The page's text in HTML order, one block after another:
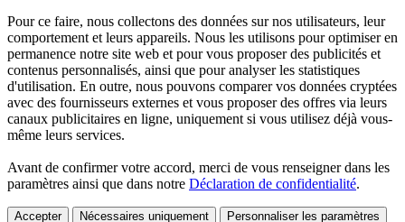
Pour ce faire, nous collectons des données sur nos utilisateurs, leur
comportement et leurs appareils. Nous les utilisons pour optimiser en
permanence notre site web et pour vous proposer des publicités et
contenus personnalisés, ainsi que pour analyser les statistiques
d'utilisation. En outre, nous pouvons comparer vos données cryptées
avec des fournisseurs externes et vous proposer des offres via leurs
canaux publicitaires en ligne, uniquement si vous utilisez déjà vous-
même leurs services.
Avant de confirmer votre accord, merci de vous renseigner dans les
paramètres ainsi que dans notre Déclaration de confidentialité.
Accepter Nécessaires uniquement Personnaliser les paramètres